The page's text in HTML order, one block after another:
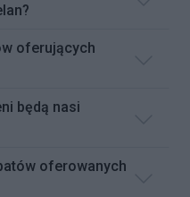
oferujących
będą nasi
oferowanych